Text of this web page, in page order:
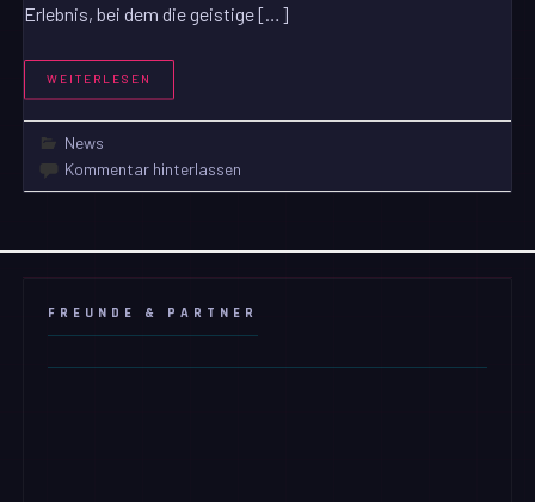
Erlebnis, bei dem die geistige […]
WEITERLESEN
News
Kommentar hinterlassen
FREUNDE & PARTNER